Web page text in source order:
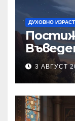
ДУХОВНО
към
3 АВГУСТ